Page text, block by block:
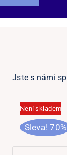
Jste s námi
Není skladem
Sleva! 70%